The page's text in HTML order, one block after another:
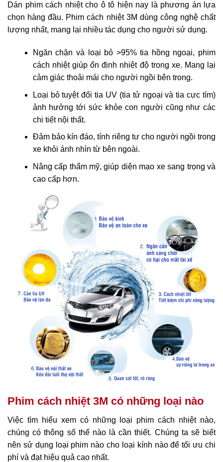
Dán phim cách nhiệt cho ô tô hiện nay là phương án lựa
chọn hàng đầu. Phim cách nhiệt 3M dùng công nghệ chất
lượng nhất, mang lại nhiều tác dụng cho người sử dụng.
Ngăn chặn và loại bỏ >95% tia hồng ngoại, phim
cách nhiệt giúp ổn định nhiệt độ trong xe. Mang lại
cảm giác thoải mái cho người ngồi bên trong.
Loại bỏ tuyệt đối tia UV (tia tử ngoại và tia cực tím)
ảnh hưởng tới sức khỏe con người cũng như các
chi tiết nội thất.
Đảm bảo kín đáo, tính riêng tư cho người ngồi trong
xe khỏi ánh nhìn từ bên ngoài.
Nâng cấp thẩm mỹ, giúp diện mạo xe sang trọng và
cao cấp hơn.
Phim cách nhiệt 3M có những loại nào
Việc tìm hiểu xem có những loại phim cách nhiệt nào,
chúng có thông số thế nào là cần thiết. Chúng ta sẽ biết
nên sử dụng loại phim nào cho loại kính nào để tối ưu chi
phí và đạt hiệu quả cao nhất.